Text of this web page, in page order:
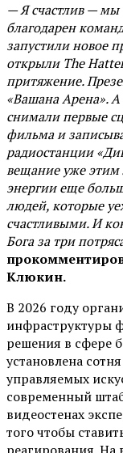
— Я счастлив — мы
благодарен
запустили новое
открыли The
притяжение.
«Вашана Арена».
снимали первые
фильма и
радиостанции
вещание уже этим
энергии еще
людей, которые
счастливыми. И
Бога за три
Клюкин.
В 2026 году
инфраструктуры
решения в сфере
установлена
управляемых
современный
видеостенах
того чтобы